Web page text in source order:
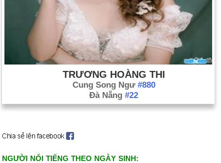
TRƯƠNG HOÀNG THI
Cung Song Ngư #880
Đà Nẵng #22
NGƯỜI NỔI TIẾNG THEO NGÀY SINH: